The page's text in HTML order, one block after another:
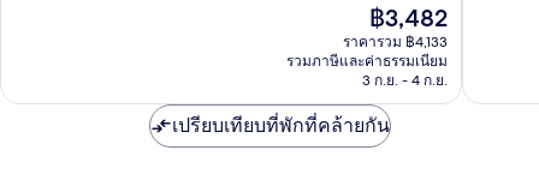
ราคา
ปัจจุบัน
คือ
฿3,482
฿3,482
ราคารวม ฿4,133
รวมภาษีและค่าธรรมเนียม
3 ก.ย. - 4 ก.ย.
เปรียบเทียบที่พักที่คล้ายกัน